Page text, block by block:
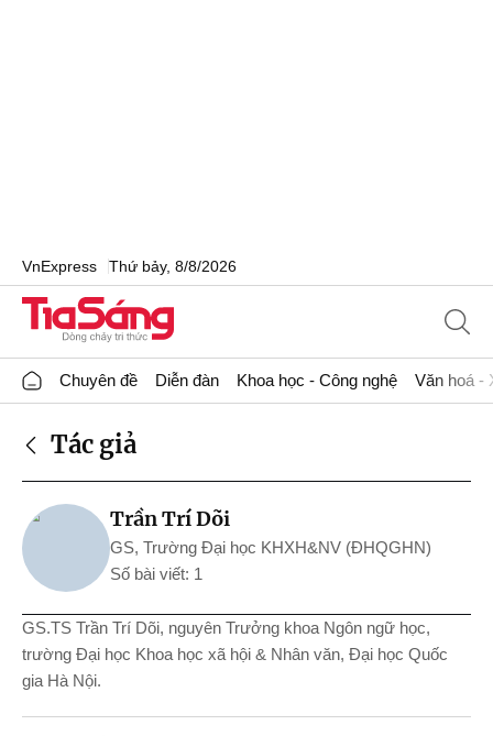
VnExpress Thứ bảy, 8/8/2026
Chuyên đề Diễn đàn Khoa học - Công nghệ Văn hoá -
Tác giả
Trần Trí Dõi
GS, Trường Đại học KHXH&NV (ĐHQGHN)
Số bài viết: 1
GS.TS Trần Trí Dõi, nguyên Trưởng khoa Ngôn ngữ học,
trường Đại học Khoa học xã hội & Nhân văn, Đại học Quốc
gia Hà Nội.